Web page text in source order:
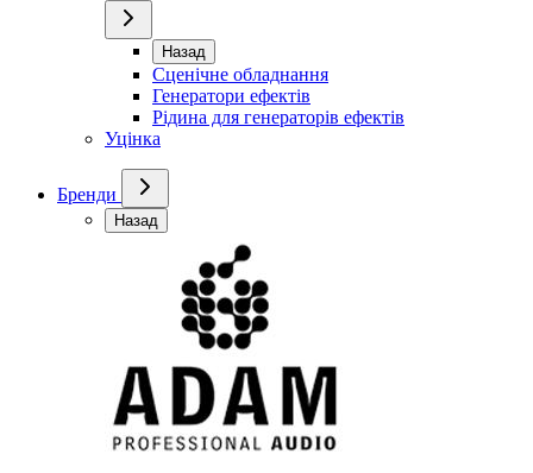
Назад
Сценічне обладнання
Генератори ефектів
Рідина для генераторів ефектів
Уцінка
Бренди
Назад